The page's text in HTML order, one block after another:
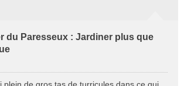
du Paresseux : Jardiner plus que